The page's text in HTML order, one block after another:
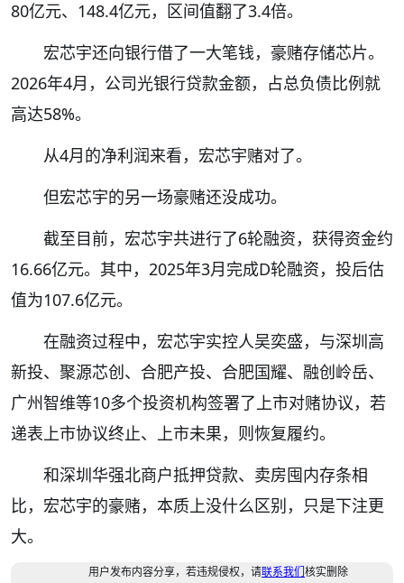
80亿元、148.4亿元，区间值翻了3.4倍。
宏芯宇还向银行借了一大笔钱，豪赌存储芯片。
2026年4月，公司光银行贷款金额，占总负债比例就
高达58%。
从4月的净利润来看，宏芯宇赌对了。
但宏芯宇的另一场豪赌还没成功。
截至目前，宏芯宇共进行了6轮融资，获得资金约
16.66亿元。其中，2025年3月完成D轮融资，投后估
值为107.6亿元。
在融资过程中，宏芯宇实控人吴奕盛，与深圳高
新投、聚源芯创、合肥产投、合肥国耀、融创岭岳、
广州智维等10多个投资机构签署了上市对赌协议，若
递表上市协议终止、上市未果，则恢复履约。
和深圳华强北商户抵押贷款、卖房囤内存条相
比，宏芯宇的豪赌，本质上没什么区别，只是下注更
大。
用户发布内容分享，若违规侵权，请联系我们核实删除